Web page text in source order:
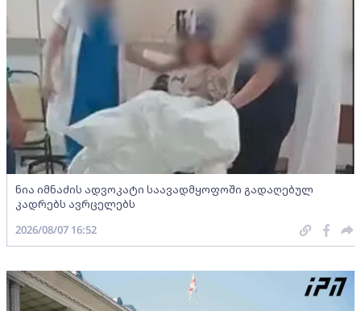
ნია იმნაძის ადვოკატი საავადმყოფოში გადაღებულ
კადრებს ავრცელებს
2026/08/07 16:52